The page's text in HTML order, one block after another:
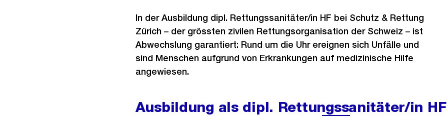
In der Ausbildung dipl. Rettungssanitäter/in HF bei Schutz & Rettung
Zürich – der grössten zivilen Rettungsorganisation der Schweiz – ist
Abwechslung garantiert: Rund um die Uhr ereignen sich Unfälle und
sind Menschen aufgrund von Erkrankungen auf medizinische Hilfe
angewiesen.
Ausbildung als dipl. Rettungssanitäter/in HF